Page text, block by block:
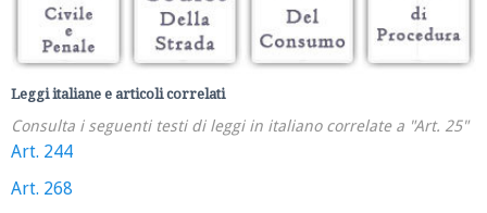
Leggi italiane e articoli correlati
Consulta i seguenti testi di leggi in italiano correlate a "Art. 25"
Art. 244
Art. 268